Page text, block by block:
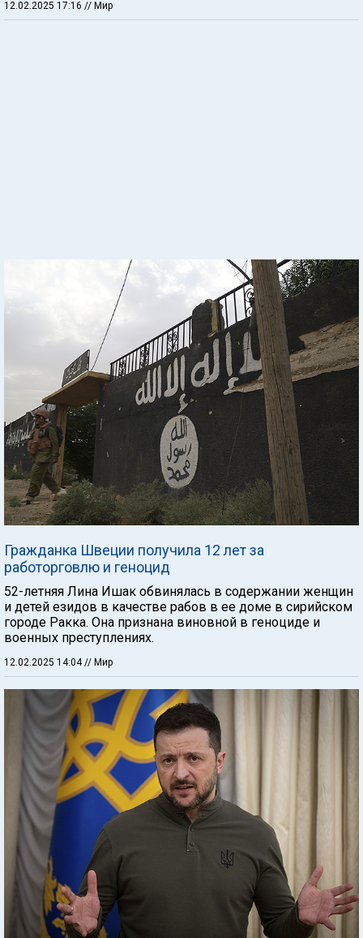
12.02.2025 17:16 // Мир
Гражданка Швеции получила 12 лет за
работорговлю и геноцид
52-летняя Лина Ишак обвинялась в содержании женщин
и детей езидов в качестве рабов в ее доме в сирийском
городе Ракка. Она признана виновной в геноциде и
военных преступлениях.
12.02.2025 14:04// Мир